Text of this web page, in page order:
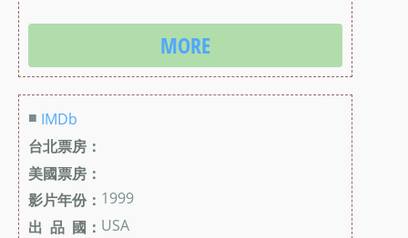
MORE
■ IMDb
台北票房：
美國票房：
影片年份： 1999
出 品 國： USA